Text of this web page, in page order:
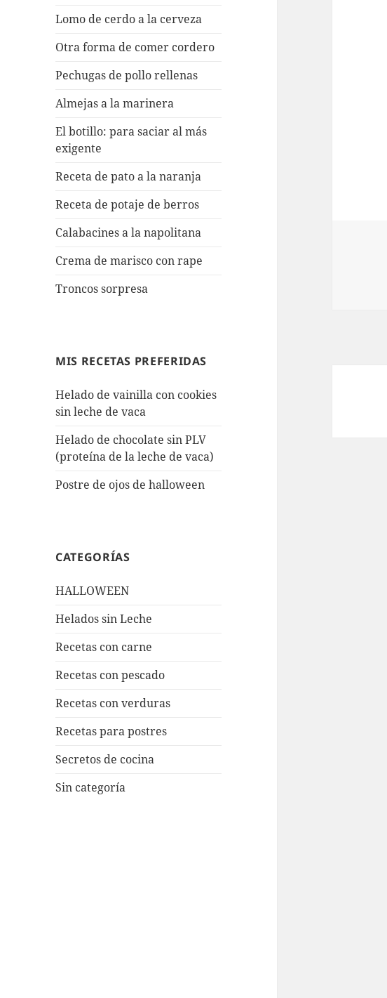
Lomo de cerdo a la cerveza
Otra forma de comer cordero
Pechugas de pollo rellenas
Almejas a la marinera
El botillo: para saciar al más
exigente
Receta de pato a la naranja
Receta de potaje de berros
Calabacines a la napolitana
Crema de marisco con rape
Troncos sorpresa
MIS RECETAS PREFERIDAS
Helado de vainilla con cookies
sin leche de vaca
Helado de chocolate sin PLV
(proteína de la leche de vaca)
Postre de ojos de halloween
CATEGORÍAS
HALLOWEEN
Helados sin Leche
Recetas con carne
Recetas con pescado
Recetas con verduras
Recetas para postres
Secretos de cocina
Sin categoría